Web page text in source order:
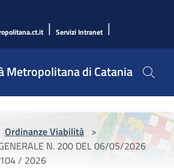
| Servizi Intranet |
Metropolitana di Catania
Ordinanze Viabilità >
N. 200 DEL 06/05/2026
/ 2026